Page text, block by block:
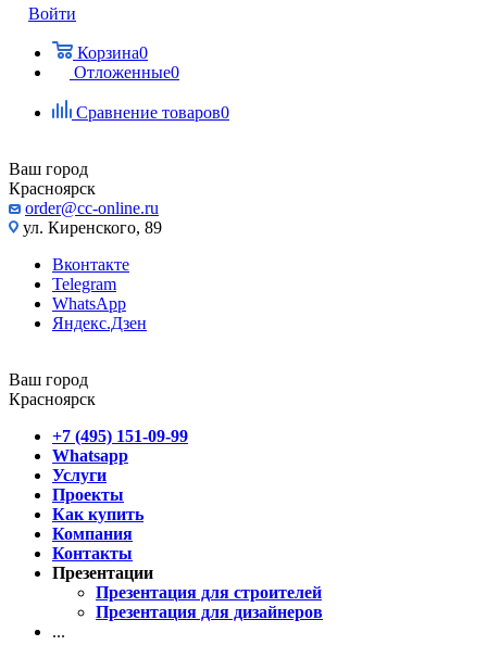
Войти
Корзина0
Отложенные0
Сравнение товаров0
Ваш город
Красноярск
order@cc-online.ru
ул. Киренского, 89
Вконтакте
Telegram
WhatsApp
Яндекс.Дзен
Ваш город
Красноярск
+7 (495) 151-09-99
Whatsapp
Услуги
Проекты
Как купить
Компания
Контакты
Презентации
Презентация для строителей
Презентация для дизайнеров
...